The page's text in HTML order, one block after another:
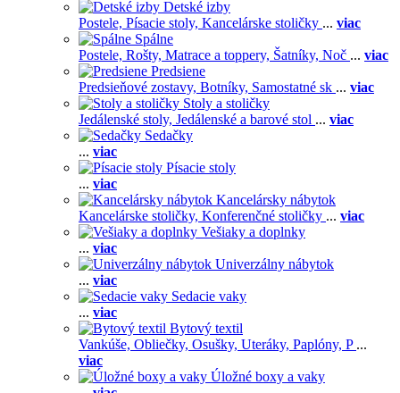
Detské izby
Postele, Písacie stoly, Kancelárske stoličky ... viac
Spálne
Postele, Rošty, Matrace a toppery, Šatníky, Noč ... viac
Predsiene
Predsieňové zostavy, Botníky, Samostatné sk ... viac
Stoly a stoličky
Jedálenské stoly, Jedálenské a barové stol ... viac
Sedačky
... viac
Písacie stoly
... viac
Kancelársky nábytok
Kancelárske stoličky, Konferenčné stoličky ... viac
Vešiaky a doplnky
... viac
Univerzálny nábytok
... viac
Sedacie vaky
... viac
Bytový textil
Vankúše, Obliečky, Osušky, Uteráky, Paplóny, P ...
viac
Úložné boxy a vaky